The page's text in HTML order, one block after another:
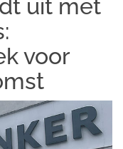
uit met
voor